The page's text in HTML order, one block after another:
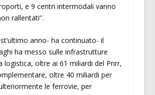
e 9 centri intermodali vanno
rallentati”.
anno- ha continuato- il
ha messo sulle infrastrutture
logistica, oltre ai 61 miliardi del Pnrr,
oltre 40 miliardi per
le ferrovie, per